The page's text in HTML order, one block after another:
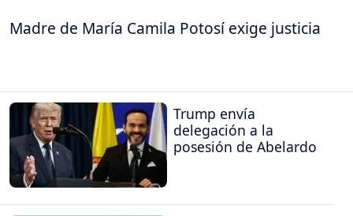
Madre de María Camila Potosí exige justicia
Trump envía
delegación a la
posesión de Abelardo